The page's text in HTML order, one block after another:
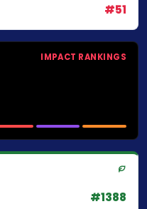
#51
IMPACT RANKINGS
#1388